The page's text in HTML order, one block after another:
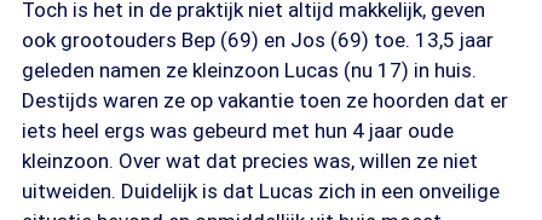
Toch is het in de praktijk niet altijd makkelijk, geven
ook grootouders Bep (69) en Jos (69) toe. 13,5 jaar
geleden namen ze kleinzoon Lucas (nu 17) in huis.
Destijds waren ze op vakantie toen ze hoorden dat er
iets heel ergs was gebeurd met hun 4 jaar oude
kleinzoon. Over wat dat precies was, willen ze niet
uitweiden. Duidelijk is dat Lucas zich in een onveilige